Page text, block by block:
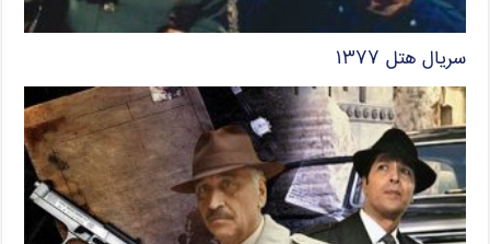
سریال هتل ۱۳۷۷